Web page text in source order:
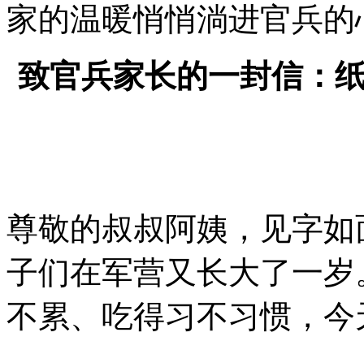
家的温暖悄悄淌进官兵
致官兵家长的一封信：
尊敬的叔叔阿姨，见字
子们在军营又长大了一
不累、吃得习不习惯，